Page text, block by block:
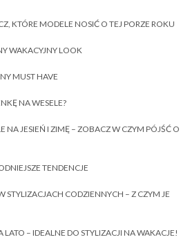
KTÓRE MODELE NOSIĆ O TEJ PORZE ROKU
WAKACYJNY LOOK
MUST HAVE
NA WESELE?
NA JESIEŃ I ZIMĘ – ZOBACZ W CZYM PÓJŚĆ O
TENDENCJE
STYLIZACJACH CODZIENNYCH – Z CZYM JE
– IDEALNE DO STYLIZACJI NA WAKACJE!